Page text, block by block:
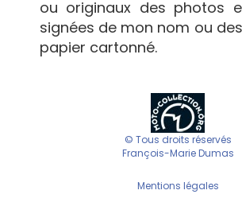
ou originaux des photos
signées de mon nom ou
papier cartonné.
© Tous droits réservés
François-Marie Dumas
Mentions légales